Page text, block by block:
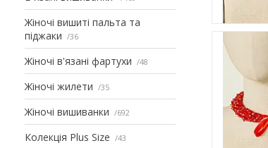
Жіночі вишиті пальта та
піджаки
36
Жіночі в'язані фартухи 48
Жіночі жилети 35
Жіночі вишиванки 692
Колекція Plus Size 43